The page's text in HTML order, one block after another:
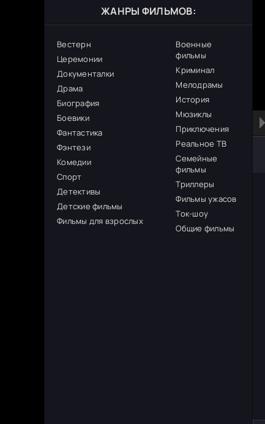
ЖАНРЫ ФИЛЬМОВ:
Вестерн
Церемонии
Документалки
Драма
Биография
Боевики
Фантастика
Фэнтези
Комедии
Спорт
Детективы
Детские фильмы
Фильмы для взрослых
Военные
фильмы
Криминал
Мелодрамы
История
Мюзиклы
Приключения
Реальное ТВ
Семейные
фильмы
Триллеры
Фильмы ужасов
Ток-шоу
Общие фильмы